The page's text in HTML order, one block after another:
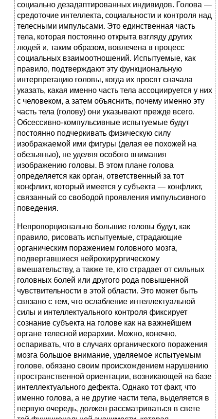
социально дезадаптированных индивидов. Голова —
средоточие интеллекта, социальности и контроля над
телесными импульсами. Это единственная часть
тела, которая постоянно открыта взгляду других
людей и, таким образом, вовлечена в процесс
социальных взаимоотношений. Испытуемые, как
правило, подтверждают эту функциональную
интерпретацию головы, когда их просят сначала
указать, какая именно часть тела ассоциируется у них
с человеком, а затем объяснить, почему именно эту
часть тела (голову) они указывают прежде всего.
Обсессивно-компульсивные испытуемые будут
постоянно подчеркивать физическую силу
изображаемой ими фигуры (делая ее похожей на
обезьянью), не уделяя особого внимания
изображению головы. В этом плане голова
определяется как орган, ответственный за тот
конфликт, который имеется у субъекта — конфликт,
связанный со свободой проявления импульсивного
поведения.
Непропорционально большие головы будут, как
правило, рисовать испытуемые, страдающие
органическим поражением головного мозга,
подвергавшиеся нейрохирургическому
вмешательству, а также те, кто страдает от сильных
головных болей или другого рода повышенной
чувствительности в этой области. Это может быть
связано с тем, что ослабление интеллектуальной
силы и интеллектуального контроля фиксирует
сознание субъекта на голове как на важнейшем
органе телесной иерархии. Можно, конечно,
оспаривать, что в случаях органического поражения
мозга большое внимание, уделяемое испытуемым
голове, обязано своим происхождением нарушению
пространственной ориентации, возникающей на базе
интеллектуального дефекта. Однако тот факт, что
именно голова, а не другие части тела, выделяется в
первую очередь, должен рассматриваться в свете